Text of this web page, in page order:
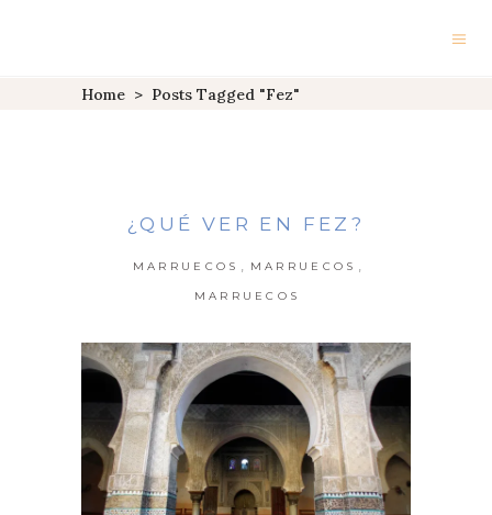
Home > Posts Tagged "Fez"
¿QUÉ VER EN FEZ?
MARRUECOS MARRUECOS
MARRUECOS